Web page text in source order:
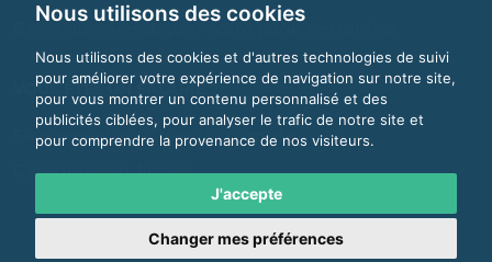
Nous utilisons des cookies
Nous utilisons des cookies et d'autres technologies de suivi
pour améliorer votre expérience de navigation sur notre site,
pour vous montrer un contenu personnalisé et des
publicités ciblées, pour analyser le trafic de notre site et
pour comprendre la provenance de nos visiteurs.
J'accepte
Changer mes préférences
Créer ou revendiquer votre page entreprise
VOUS ÊTES UN SALARIÉ ?
Se connecter / Créer un compte
Catégories et fiches